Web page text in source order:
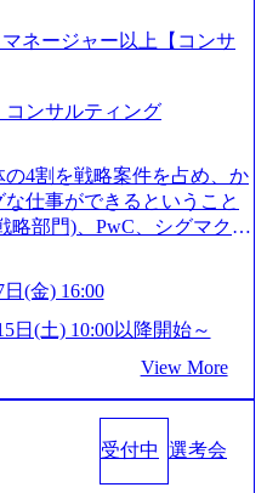
ではなく通常選考での
接(1次・最終を一度の面
す。 ● 一日で最終面接ま
ただく場合がございます
時間を想定しております ・
共有させていただきます
の時間開始となってもご
参加希望の方は、事前に
期限は1day選考会実施日
上のコンサルファーム経
書類選考のみ。 書類選考
る方へ1day選考会当日の
急速なグローバル化により
困難になった大手企業を
や既存事業のトランスフ
マネージャー以上【コンサ
ンサルティング
4割を戦略案件を占め、か
仕事ができるということ
略部門)、PwC、シグマクシ
を伸ばす新興ファーム。
プロダクト、地方創
、福岡や北海道在中者
スケアな業界は広げてい
う他社にはない制度 ワンプ
8月15日(土) 10:00以降開
が限られておりますので、
い可能性がございます ※
日(金) 16:00
日(土) 10:00以降開始～
View More
受付中 選考会